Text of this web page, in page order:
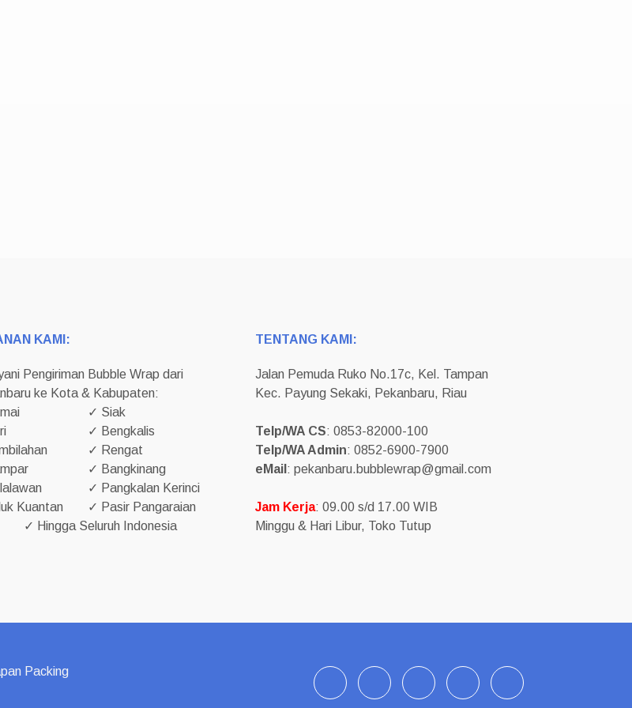
KAMI:
Pengiriman Bubble Wrap dari
ke Kota & Kabupaten:
✓ Siak
✓ Bengkalis
✓ Rengat
✓ Bangkinang
✓ Pangkalan Kerinci
Kuantan
✓ Pasir Pangaraian
✓ Hingga Seluruh Indonesia
TENTANG KAMI:
Jalan Pemuda Ruko No.17c, Kel. Tampan
Kec. Payung Sekaki, Pekanbaru, Riau
Telp/WA CS: 0853-82000-100
Telp/WA Admin: 0852-6900-7900
eMail : pekanbaru.bubblewrap@gmail.com
Jam Kerja: 09.00 s/d 17.00 WIB
Minggu & Hari Libur, Toko Tutup
Packing